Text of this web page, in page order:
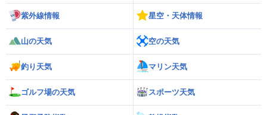
紫外線情報 星空・天体情報
山の天気 空の天気
釣り天気 マリン天気
ゴルフ場の天気 スポーツ天気